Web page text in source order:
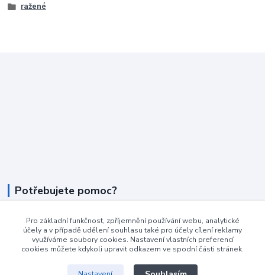
ražené
Potřebujete pomoc?
+420 604 990 800
po-pá 8:15 - 17:00 hod
info@podlahovyraj.cz
Pro základní funkčnost, zpříjemnění používání webu, analytické
účely a v případě udělení souhlasu také pro účely cílení reklamy
využíváme soubory cookies. Nastavení vlastních preferencí
cookies můžete kdykoli upravit odkazem ve spodní části stránek.